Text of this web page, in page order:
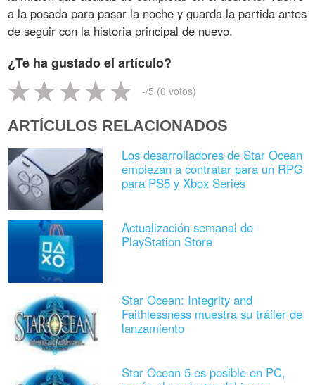
a la posada para pasar la noche y guarda la partida antes
de seguir con la historia principal de nuevo.
¿Te ha gustado el artículo?
-/5 (0 votos)
ARTÍCULOS RELACIONADOS
Los desarrolladores de Star Ocean
empiezan a contratar para un RPG
para PS5 y Xbox Series
Actualización semanal de
PlayStation Store
Star Ocean: Integrity and
Faithlessness muestra su tráiler de
lanzamiento
Star Ocean 5 es posible en PC,